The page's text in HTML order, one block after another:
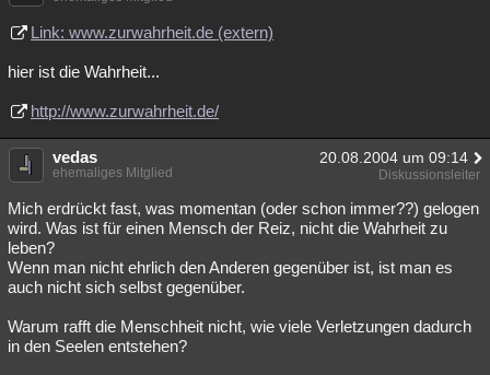
Link: www.zurwahrheit.de (extern)
hier ist die Wahrheit...
http://www.zurwahrheit.de/
vedas 20.08.2004 um 09:14
ehemaliges Mitglied Diskussionsleiter
Mich erdrückt fast, was momentan (oder schon immer??) gelogen
wird. Was ist für einen Mensch der Reiz, nicht die Wahrheit zu
leben?
Wenn man nicht ehrlich den Anderen gegenüber ist, ist man es
auch nicht sich selbst gegenüber.
Warum rafft die Menschheit nicht, wie viele Verletzungen dadurch
in den Seelen entstehen?